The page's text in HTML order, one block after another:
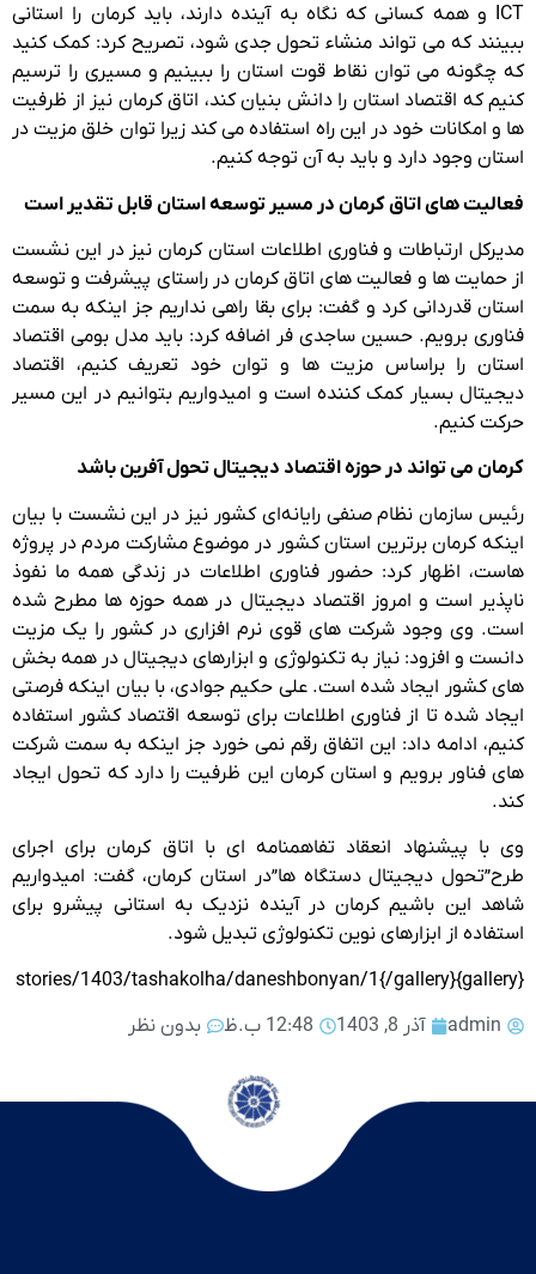
ICT و همه کسانی که نگاه به آینده دارند، باید کرمان را استانی
ببینند که می تواند منشاء تحول جدی شود، تصریح کرد: کمک کنید
که چگونه می توان نقاط قوت استان را ببینیم و مسیری را ترسیم
کنیم که اقتصاد استان را دانش بنیان کند، اتاق کرمان نیز از ظرفیت
ها و امکانات خود در این راه استفاده می کند زیرا توان خلق مزیت در
استان وجود دارد و باید به آن توجه کنیم.
فعالیت های اتاق کرمان در مسیر توسعه استان قابل تقدیر است
مدیرکل ارتباطات و فناوری اطلاعات استان کرمان نیز در این نشست
از حمایت ها و فعالیت های اتاق کرمان در راستای پیشرفت و توسعه
استان قدردانی کرد و گفت: برای بقا راهی نداریم جز اینکه به سمت
فناوری برویم. حسین ساجدی فر اضافه کرد: باید مدل بومی اقتصاد
استان را براساس مزیت ها و توان خود تعریف کنیم، اقتصاد
دیجیتال بسیار کمک کننده است و امیدواریم بتوانیم در این مسیر
حرکت کنیم.
کرمان می تواند در حوزه اقتصاد دیجیتال تحول آفرین باشد
رئیس سازمان نظام صنفی رایانه‌ای کشور نیز در این نشست با بیان
اینکه کرمان برترین استان کشور در موضوع مشارکت مردم در پروژه
هاست، اظهار کرد: حضور فناوری اطلاعات در زندگی همه ما نفوذ
ناپذیر است و امروز اقتصاد دیجیتال در همه حوزه ها مطرح شده
است. وی وجود شرکت های قوی نرم افزاری در کشور را یک مزیت
دانست و افزود: نیاز به تکنولوژی و ابزارهای دیجیتال در همه بخش
های کشور ایجاد شده است. علی حکیم ‌جوادی، با بیان اینکه فرصتی
ایجاد شده تا از فناوری اطلاعات برای توسعه اقتصاد کشور استفاده
کنیم، ادامه داد: این اتفاق رقم نمی خورد جز اینکه به سمت شرکت
های فناور برویم و استان کرمان این ظرفیت را دارد که تحول ایجاد
کند.
وی با پیشنهاد انعقاد تفاهمنامه ای با اتاق کرمان برای اجرای
طرح”تحول دیجیتال دستگاه ها”در استان کرمان، گفت: امیدواریم
شاهد این باشیم کرمان در آینده نزدیک به استانی پیشرو برای
استفاده از ابزارهای نوین تکنولوژی تبدیل شود.
{gallery}stories/1403/tashakolha/daneshbonyan/1{/gallery}
admin
آذر 8, 1403 12:48 ب.ظ بدون نظر